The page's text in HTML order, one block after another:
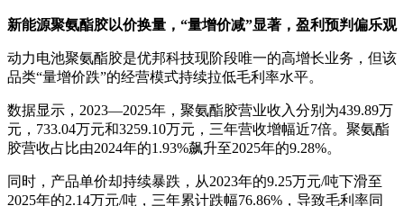
新能源聚氨酯胶以价换量，“量增价减”显著，盈利预判偏乐观
动力电池聚氨酯胶是优邦科技现阶段唯一的高增长业务，但该
品类“量增价跌”的经营模式持续拉低毛利率水平。
数据显示，2023—2025年，聚氨酯胶营业收入分别为439.89万
元，733.04万元和3259.10万元，三年营收增幅近7倍。聚氨酯
胶营收占比由2024年的1.93%飙升至2025年的9.28%。
同时，产品单价却持续暴跌，从2023年的9.25万元/吨下滑至
2025年的2.14万元/吨，三年累计跌幅76.86%，导致毛利率同